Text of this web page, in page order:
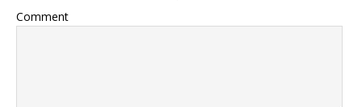
Comment